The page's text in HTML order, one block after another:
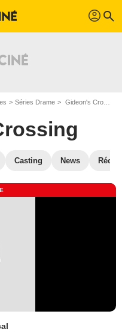
profil search
Séries Drame Gideon's Crossing
Casting News